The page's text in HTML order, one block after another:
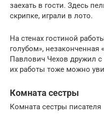
заехать в гости. Здесь
скрипке, играли в лото.
На стенах гостиной
голубом», незаконченная
Павлович Чехов дружил
их работы тоже можно
Комната сестры
Комната сестры писателя